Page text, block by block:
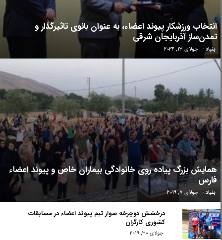
انتخاب ورزشکار پیوند اعضاء، به عنوان بانوی تاثیرگذار و
تمدن‌ساز آذربایجان شرقی
بنیاد - جولای 13, 2024
همایش بزرگ پیاده روی خانوادگی بیماران خاص و پیوند اعضاء
فارس
بنیاد - جولای 7, 2019
درخشش دوچرخه سوار تیم پیوند اعضاء در مسابقات
کشوری کارگران
جولای 30, 2019